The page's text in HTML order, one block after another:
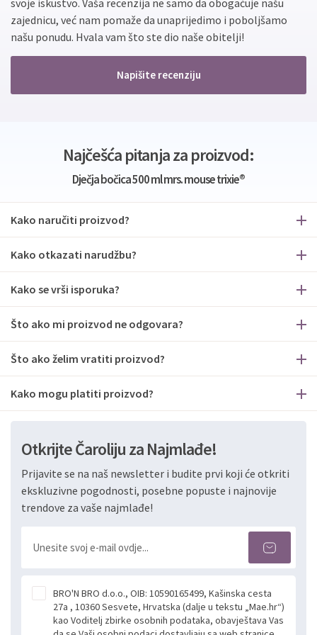
svoje iskustvo. Vaša recenzija ne samo da obogaćuje našu
zajednicu, već nam pomaže da unaprijedimo i poboljšamo
našu ponudu. Hvala vam što ste dio naše obitelji!
Napišite recenziju
Najčešća pitanja za proizvod:
Dječja bočica 500 ml mrs. mouse trixie®
Kako naručiti proizvod?
Kako otkazati narudžbu?
Kako se vrši isporuka?
Što ako mi proizvod ne odgovara?
Što ako želim vratiti proizvod?
Kako mogu platiti proizvod?
Otkrijte Čaroliju za Najmlađe!
Prijavite se na naš newsletter i budite prvi koji će otkriti
ekskluzivne pogodnosti, posebne popuste i najnovije
trendove za vaše najmlađe!
BRO'N BRO d.o.o., OIB: 10590165499, Kašinska cesta
27a , 10360 Sesvete, Hrvatska (dalje u tekstu „Mae.hr“)
kao Voditelj zbirke osobnih podataka, obavještava Vas